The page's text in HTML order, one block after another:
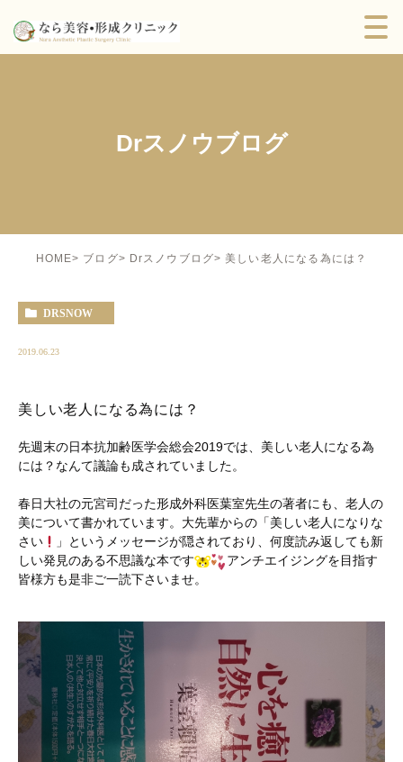
Drスノウブログ
HOME ブログ Drスノウブログ 美しい老人になる為には？
DRSNOW
2019.06.23
美しい老人になる為には？
先週末の日本抗加齢医学会総会2019では、美しい老人になる為
には？なんて議論も成されていました。
春日大社の元宮司だった形成外科医葉室先生の著者にも、老人の
美について書かれています。大先輩からの「美しい老人になりな
さい
」というメッセージが隠されており、何度読み返しても新
しい発見のある不思議な本です
アンチエイジングを目指す
皆様方も是非ご一読下さいませ。